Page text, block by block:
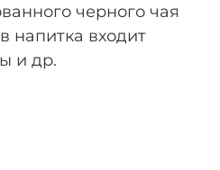
черного чая
напитка входит
и др.